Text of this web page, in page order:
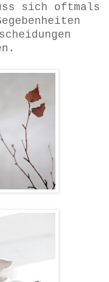
sich oftmals